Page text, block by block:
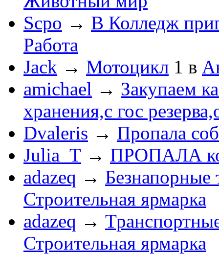
Scpo → В Колледж
Работа
Jack → Мотоцикл 1 в
amichael → Закупаем
хранения,с гос
Dvaleris → Пропала
Julia_T → ПРОПАЛА
adazeq → Безнапорные
Строительная ярмарка
adazeq →
Строительная ярмарка